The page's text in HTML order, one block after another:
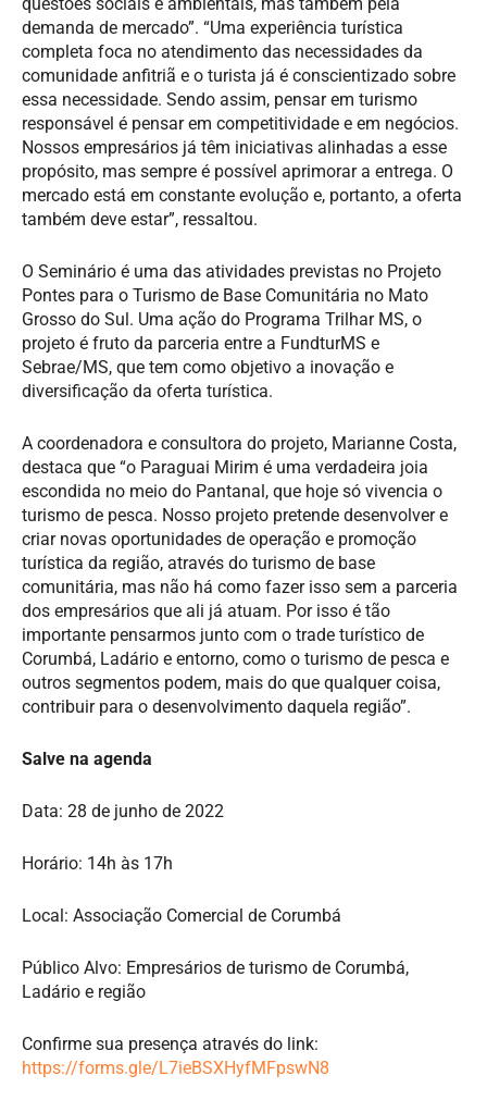
demanda de mercado”. “Uma experiência turística
completa foca no atendimento das necessidades da
comunidade anfitriã e o turista já é conscientizado sobre
essa necessidade. Sendo assim, pensar em turismo
responsável é pensar em competitividade e em negócios.
Nossos empresários já têm iniciativas alinhadas a esse
propósito, mas sempre é possível aprimorar a entrega. O
mercado está em constante evolução e, portanto, a oferta
também deve estar”, ressaltou.
O Seminário é uma das atividades previstas no Projeto
Pontes para o Turismo de Base Comunitária no Mato
Grosso do Sul. Uma ação do Programa Trilhar MS, o
projeto é fruto da parceria entre a FundturMS e
Sebrae/MS, que tem como objetivo a inovação e
diversificação da oferta turística.
A coordenadora e consultora do projeto, Marianne Costa,
destaca que “o Paraguai Mirim é uma verdadeira joia
escondida no meio do Pantanal, que hoje só vivencia o
turismo de pesca. Nosso projeto pretende desenvolver e
criar novas oportunidades de operação e promoção
turística da região, através do turismo de base
comunitária, mas não há como fazer isso sem a parceria
dos empresários que ali já atuam. Por isso é tão
importante pensarmos junto com o trade turístico de
Corumbá, Ladário e entorno, como o turismo de pesca e
outros segmentos podem, mais do que qualquer coisa,
contribuir para o desenvolvimento daquela região”.
Salve na agenda
Data: 28 de junho de 2022
Horário: 14h às 17h
Local: Associação Comercial de Corumbá
Público Alvo: Empresários de turismo de Corumbá,
Ladário e região
Confirme sua presença através do link:
https://forms.gle/L7ieBSXHyfMFpswN8